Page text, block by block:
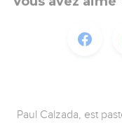
Paul Calzada, est